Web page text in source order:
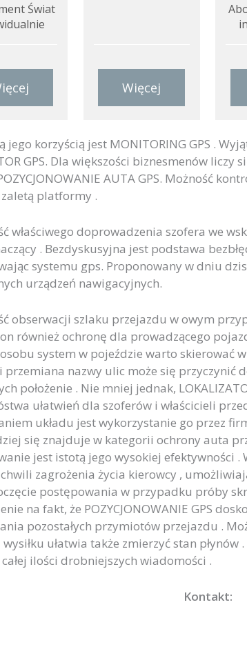
Świat
Więcej
jego korzyścią jest MONITORING GPS .
GPS. Dla większości biznesmenów liczy
AUTA GPS. Możność
platformy .
właściwego doprowadzenia szofera we
. Bezdyskusyjna jest podstawa
systemu gps. Proponowany w dniu
urządzeń nawigacyjnych.
obserwacji szlaku przejazdu w owym
również ochronę dla prowadzącego
system w pojeździe warto skierować
przemiana nazwy ulic może się przyczynić
położenie . Nie mniej jednak,
ułatwień dla szoferów i właścicieli
układu jest wykorzystanie go przez
się znajduje w kategorii ochrony auta
jest istotą jego wysokiej efektywności .
zagrożenia życia kierowcy ,
postępowania w przypadku próby
na fakt, że POZYCJONOWANIE GPS
pozostałych przymiotów przejazdu .
wysiłku ułatwia także zmierzyć stan
ilości drobniejszych wiadomości .
Kontakt: